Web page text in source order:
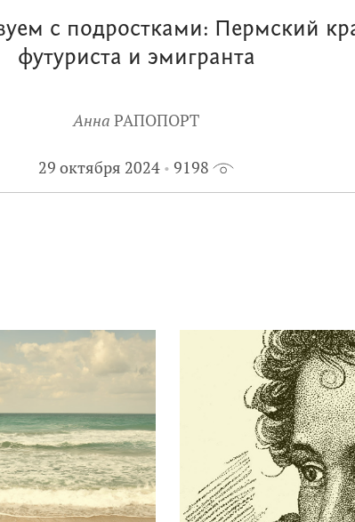
с подростками: Пермский
футуриста и эмигранта
Анна РАПОПОРТ
29 октября 2024 9198